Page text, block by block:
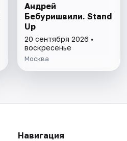
Андрей
Бебуришвили. Stand
Up
20 сентября 2026 •
воскресенье
Москва
Навигация